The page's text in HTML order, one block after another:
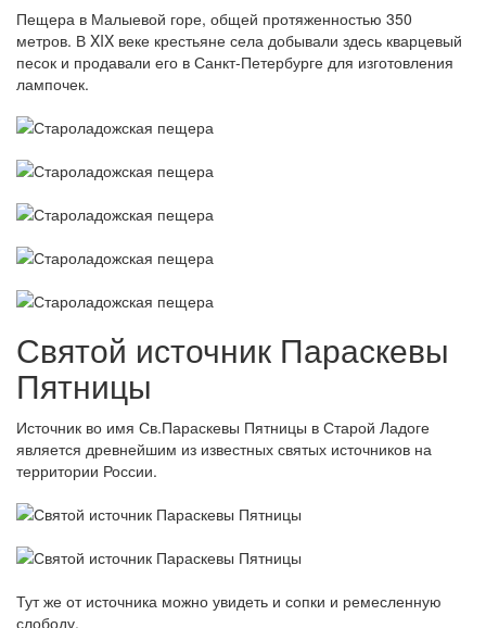
Пещера в Малыевой горе, общей протяженностью 350
метров. В XIX веке крестьяне села добывали здесь кварцевый
песок и продавали его в Санкт-Петербурге для изготовления
лампочек.
Святой источник Параскевы
Пятницы
Источник во имя Св.Параскевы Пятницы в Старой Ладоге
является древнейшим из известных святых источников на
территории России.
Тут же от источника можно увидеть и сопки и ремесленную
слободу.